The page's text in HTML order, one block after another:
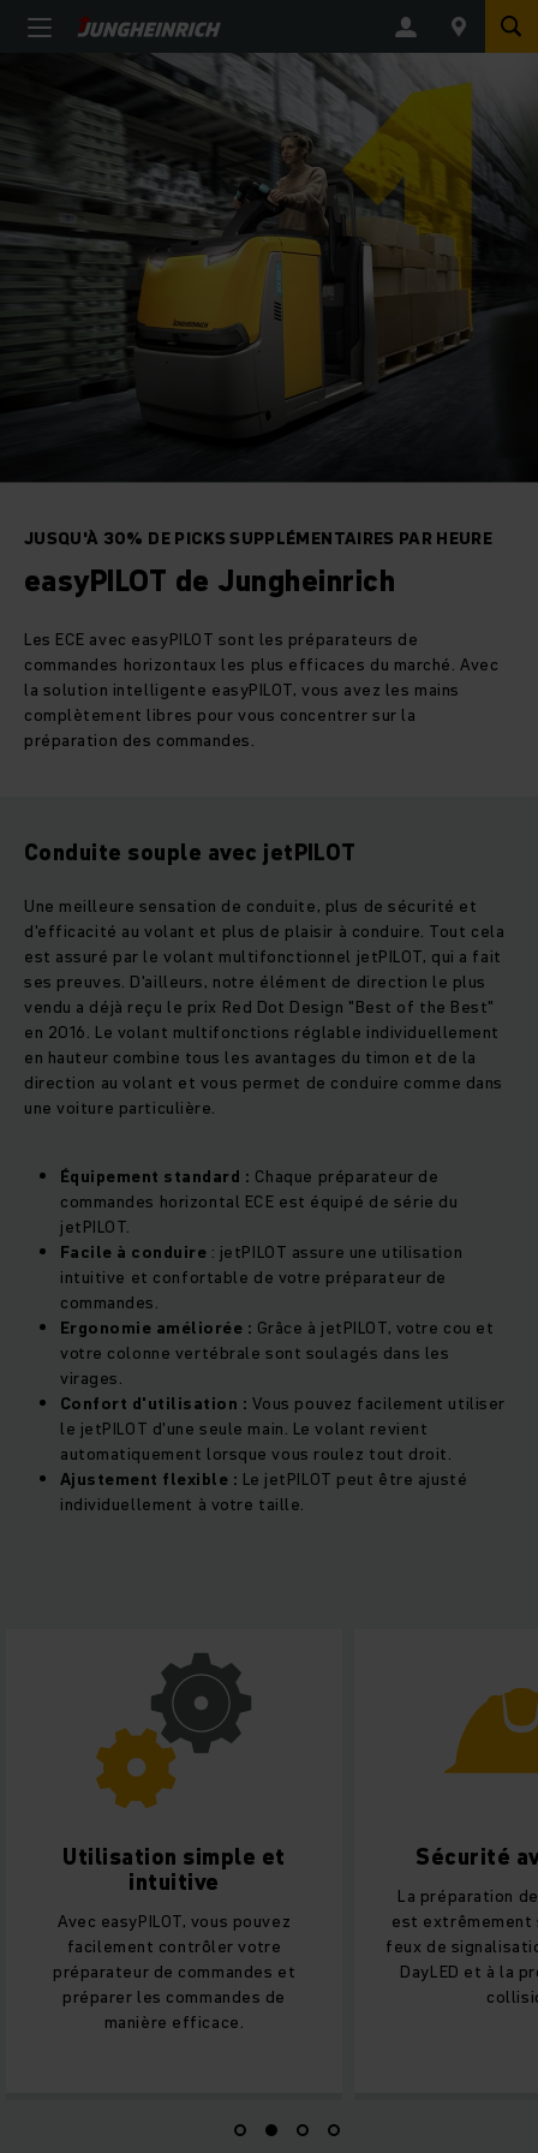
JUSQU'À 30% DE PICKS SUPPLÉMENTAIRES PAR HEURE
easyPILOT de Jungheinrich
Les ECE avec easyPILOT sont les préparateurs de
commandes horizontaux les plus efficaces du marché. Avec
la solution intelligente easyPILOT, vous avez les mains
complètement libres pour vous concentrer sur la
préparation des commandes.
Conduite souple avec jetPILOT
Une meilleure sensation de conduite, plus de sécurité et
d'efficacité au volant et plus de plaisir à conduire. Tout cela
est assuré par le volant multifonctionnel jetPILOT, qui a fait
ses preuves. D'ailleurs, notre élément de direction le plus
vendu a déjà reçu le prix Red Dot Design "Best of the Best"
en 2016. Le volant multifonctions réglable individuellement
en hauteur combine tous les avantages du timon et de la
direction au volant et vous permet de conduire comme dans
une voiture particulière.
Équipement standard : Chaque préparateur de
commandes horizontal ECE est équipé de série du
jetPILOT.
Facile à conduire : jetPILOT assure une utilisation
intuitive et confortable de votre préparateur de
commandes.
Ergonomie améliorée : Grâce à jetPILOT, votre cou et
votre colonne vertébrale sont soulagés dans les
virages.
Confort d'utilisation : Vous pouvez facilement utiliser
le jetPILOT d'une seule main. Le volant revient
automatiquement lorsque vous roulez tout droit.
Ajustement flexible : Le jetPILOT peut être ajusté
individuellement à votre taille.
Utilisation simple et
intuitive
Avec easyPILOT, vous pouvez
facilement contrôler votre
préparateur de commandes et
préparer les commandes de
manière efficace.
Sécurité
La préparation
est extrêmement
feux de
DayLED et à la